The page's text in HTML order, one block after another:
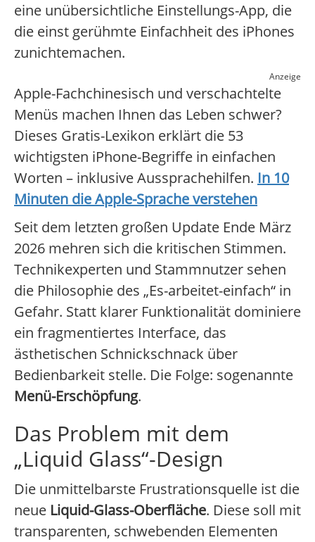
eine unübersichtliche Einstellungs-App, die
die einst gerühmte Einfachheit des iPhones
zunichtemachen.
Anzeige
Apple-Fachchinesisch und verschachtelte
Menüs machen Ihnen das Leben schwer?
Dieses Gratis-Lexikon erklärt die 53
wichtigsten iPhone-Begriffe in einfachen
Worten – inklusive Aussprachehilfen. In 10
Minuten die Apple-Sprache verstehen
Seit dem letzten großen Update Ende März
2026 mehren sich die kritischen Stimmen.
Technikexperten und Stammnutzer sehen
die Philosophie des „Es-arbeitet-einfach“ in
Gefahr. Statt klarer Funktionalität dominiere
ein fragmentiertes Interface, das
ästhetischen Schnickschnack über
Bedienbarkeit stelle. Die Folge: sogenannte
Menü-Erschöpfung.
Das Problem mit dem
„Liquid Glass“-Design
Die unmittelbarste Frustrationsquelle ist die
neue Liquid-Glass-Oberfläche. Diese soll mit
transparenten, schwebenden Elementen